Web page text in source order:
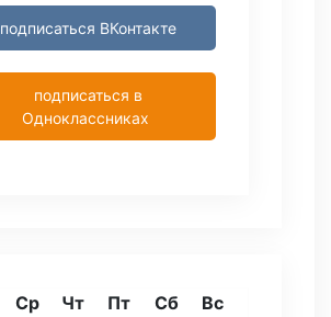
подписаться ВКонтакте
подписаться в
Одноклассниках
Ср Чт Пт Сб Вс